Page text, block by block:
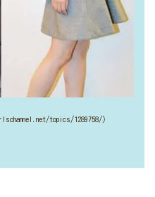
topics/1289758/）